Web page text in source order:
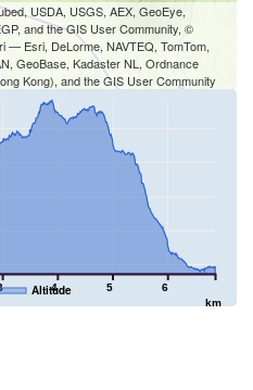
USDA, USGS, AEX, GeoEye,
and the GIS User Community, ©
— Esri, DeLorme, NAVTEQ, TomTom,
GeoBase, Kadaster NL, Ordnance
Kong), and the GIS User Community
4 5 6
km
Altitude